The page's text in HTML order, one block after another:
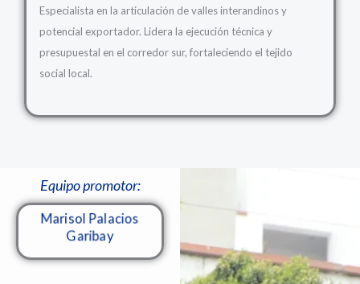
Especialista en la articulación de valles interandinos y
potencial exportador. Lidera la ejecución técnica y
presupuestal en el corredor sur, fortaleciendo el tejido
social local.
Equipo promotor:
Marisol Palacios
Garibay
Manuel García
Villegas